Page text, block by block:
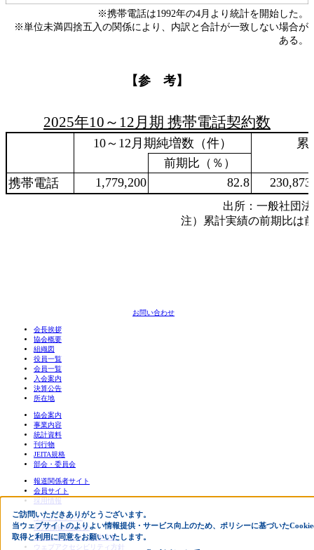
※携帯電話は1992年の4月より統計を開始した。
※単位未満四捨五入の関係により、内訳と合計が一致しない場合が
ある。
【参 考】
2025年10～12月期 携帯電話契約数
10～12月期純増数（件） 累
前期比（％）
携帯電話 1,779,200 82.8
出所：一般社団
注）累計実績の前期比は
お問い合わせ
会長挨拶
協会概要
組織図
役員一覧
会員一覧
入会案内
決算公告
所在地
協会案内
事業内容
統計資料
刊行物
JEITA規格
部会・委員会
報道関係者サイト
会員サイト
採用情報
リンクについて
個人情報保護方針
情報セキュリティ基本方針
ウェブアクセシビリティ方針
ご訪問いただきありがとうございます。
当ウェブサイトのよりよい情報提供・サービス向上のため、ポリシーに基づいた
取得と利用に同意をお願いいたします。